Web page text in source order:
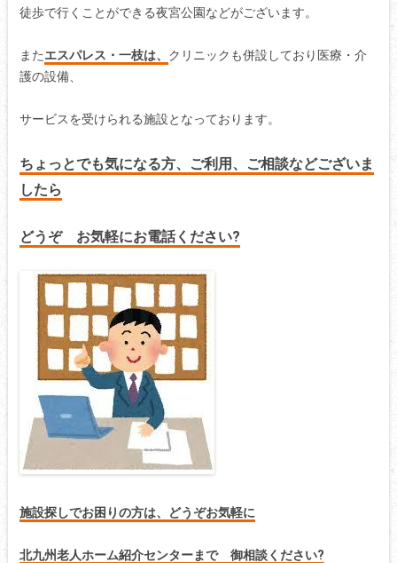
徒歩で行くことができる夜宮公園などがございます。
またエスパレス・一枝は、 クリニックも併設しており医療・介
護の設備、
サービスを受けられる施設となっております。
ちょっとでも気になる方、ご利用、ご相談などございま
したら
どうぞ お気軽にお電話ください?
施設探しでお困りの方は、どうぞお気軽に
北九州老人ホーム紹介センターまで 御相談ください?